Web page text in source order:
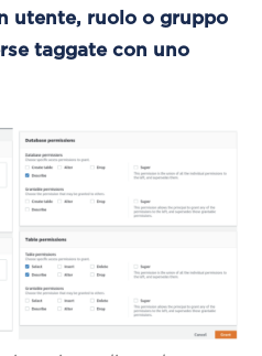
utente, ruolo o gruppo
taggate con uno